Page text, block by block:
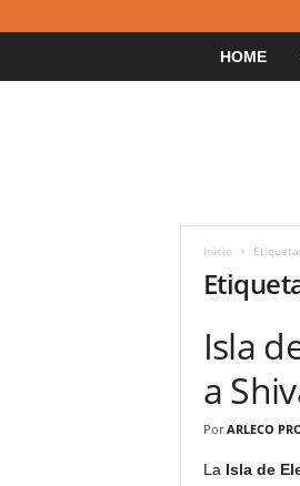
HOME
Inicio
Isla
a
Por ARLECO
La Isla de